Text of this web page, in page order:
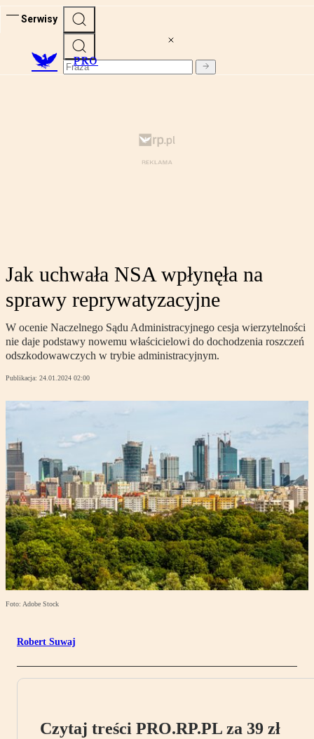
Serwisy
PRO
Jak uchwała NSA wpłynęła na
sprawy reprywatyzacyjne
W ocenie Naczelnego Sądu Administracyjnego cesja wierzytelności
nie daje podstawy nowemu właścicielowi do dochodzenia roszczeń
odszkodowawczych w trybie administracyjnym.
Publikacja: 24.01.2024 02:00
Foto: Adobe Stock
Robert Suwaj
Czytaj treści PRO.RP.PL za 39 zł